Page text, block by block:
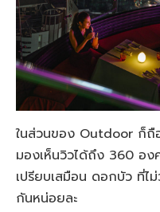
ในส่วนของ Outdoor ก็ถื
มองเห็นวิวได้ถึง 360 อ
เปรียบเสมือน ดอกบัว ที่ไม่
กันหน่อยละ